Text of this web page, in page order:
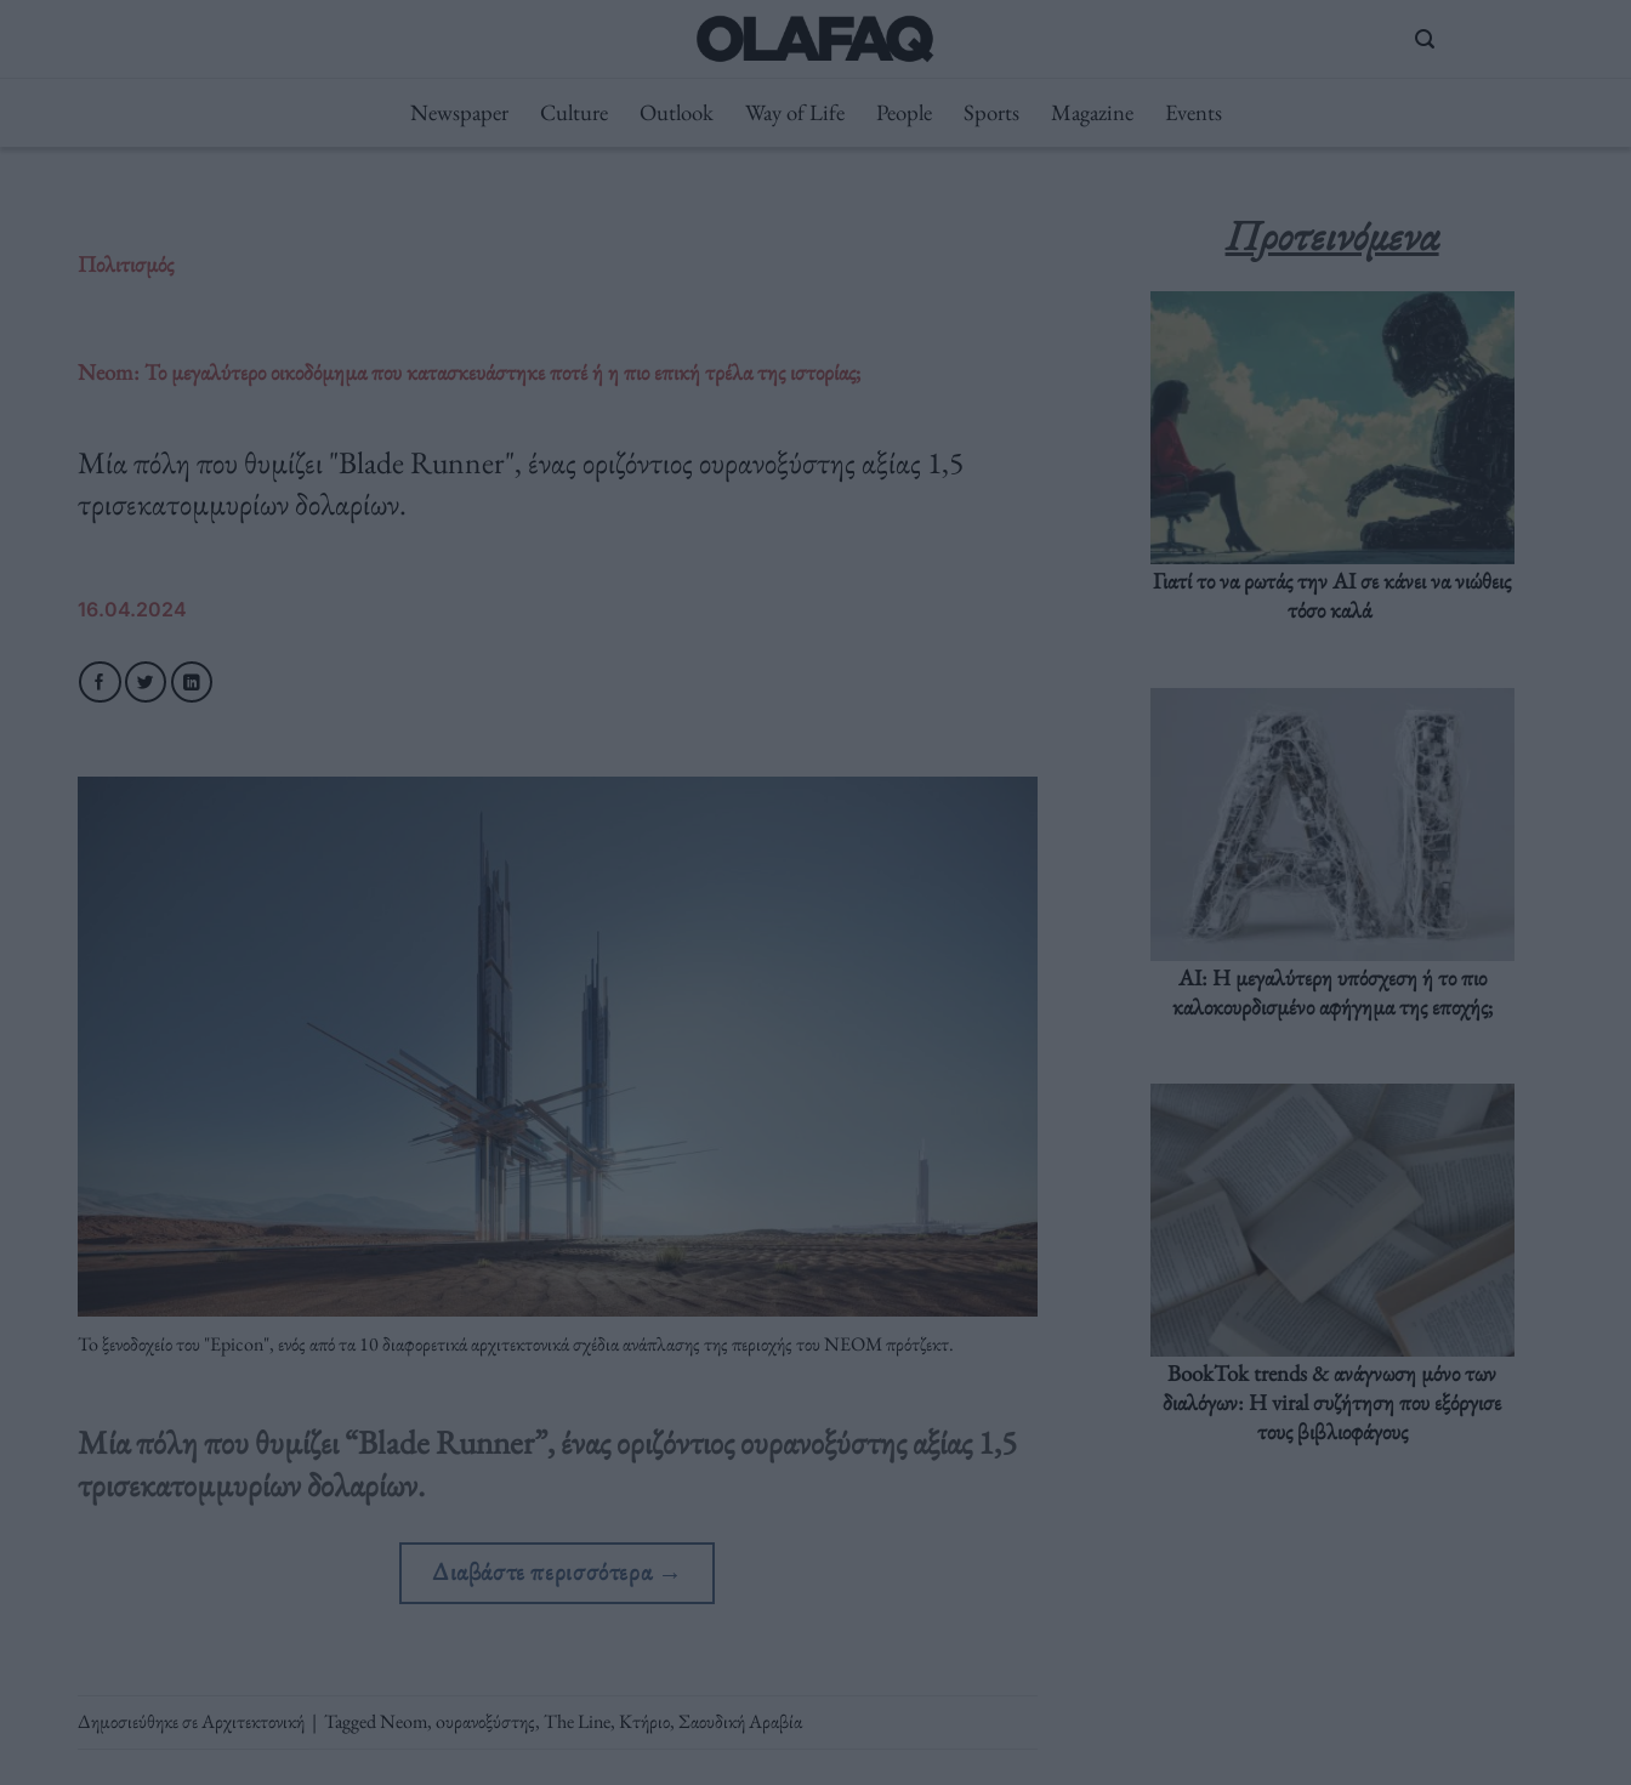
Newspaper Culture Outlook Way of Life People Sports Magazine Events
Πολιτισμός
Neom: Το μεγαλύτερο οικοδόμημα που κατασκευάστηκε ποτέ ή η πιο επική τρέλα της ιστορίας;
Μία πόλη που θυμίζει "Blade Runner", ένας οριζόντιος ουρανοξύστης αξίας 1,5
τρισεκατομμυρίων δολαρίων.
16.04.2024
To ξενοδοχείο του "Epicon", ενός από τα 10 διαφορετικά αρχιτεκτονικά σχέδια ανάπλασης της περιοχής του ΝΕΟΜ πρότζεκτ.
Μία πόλη που θυμίζει “Blade Runner”, ένας οριζόντιος ουρανοξύστης αξίας 1,5
τρισεκατομμυρίων δολαρίων.
Διαβάστε περισσότερα →
Δημοσιεύθηκε σεΑρχιτεκτονική | TaggedNeom,oυρανοξύστης, The Line, Κτήριο, Σαουδική Αραβία
Προτεινόμενα
Γιατί το να ρωτάς την AI σε κάνει να νιώθεις
τόσο καλά
AI: Η μεγαλύτερη υπόσχεση ή το πιο
καλοκουρδισμένο αφήγημα της εποχής;
BookTok trends & ανάγνωση μόνο των
διαλόγων: Η viral συζήτηση που εξόργισε
τους βιβλιοφάγους